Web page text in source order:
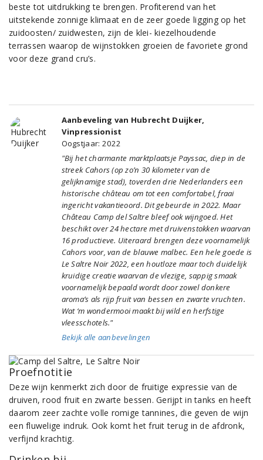
beste tot uitdrukking te brengen. Profiterend van het
uitstekende zonnige klimaat en de zeer goede ligging op het
zuidoosten/ zuidwesten, zijn de klei- kiezelhoudende
terrassen waarop de wijnstokken groeien de favoriete grond
voor deze grand cru’s.
Aanbeveling van Hubrecht Duijker,
Vinpressionist
Oogstjaar: 2022
"Bij het charmante marktplaatsje Payssac, diep in de
streek Cahors (op zo’n 30 kilometer van de
gelijknamige stad), toverden drie Nederlanders een
historische château om tot een comfortabel, fraai
ingericht vakantieoord. Dit gebeurde in 2022. Maar
Château Camp del Saltre bleef ook wijngoed. Het
beschikt over 24 hectare met druivenstokken waarvan
16 productieve. Uiteraard brengen deze voornamelijk
Cahors voor, van de blauwe malbec. Een hele goede is
Le Saltre Noir 2022, een houtloze maar toch duidelijk
kruidige creatie waarvan de vlezige, sappig smaak
voornamelijk bepaald wordt door zowel donkere
aroma’s als rijp fruit van bessen en zwarte vruchten.
Wat ‘m wondermooi maakt bij wild en herfstige
vleesschotels."
Bekijk alle aanbevelingen
Proefnotitie
Deze wijn kenmerkt zich door de fruitige expressie van de
druiven, rood fruit en zwarte bessen. Gerijpt in tanks en heeft
daarom zeer zachte volle romige tannines, die geven de wijn
een fluwelige indruk. Ook komt het fruit terug in de afdronk,
verfijnd krachtig.